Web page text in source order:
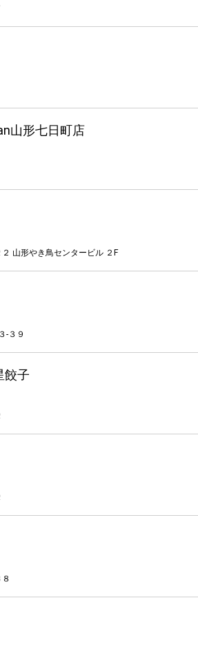
山形七日町店
山形やき鳥センタービル ２F
-３９
餃子